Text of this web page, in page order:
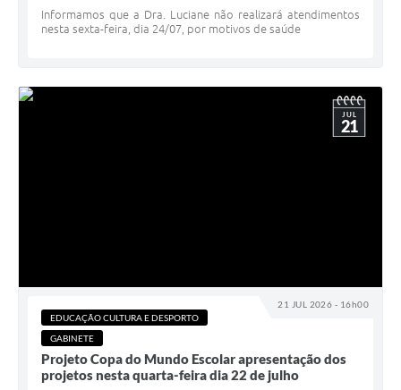
Informamos que a Dra. Luciane não realizará atendimentos
nesta sexta-feira, dia 24/07, por motivos de saúde
21 JUL 2026 - 16h00
JUL
21
EDUCAÇÃO CULTURA E DESPORTO
GABINETE
Projeto Copa do Mundo Escolar apresentação dos
projetos nesta quarta-feira dia 22 de julho